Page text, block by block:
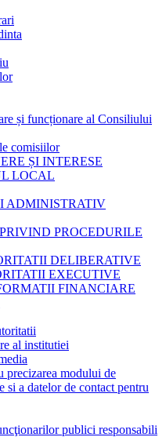
și funcționare al Consiliului
comisiilor
ȘI INTERESE
LOCAL
ADMINISTRATIV
PROCEDURILE
DELIBERATIVE
EXECUTIVE
FINANCIARE
al institutiei
precizarea modului de
si a datelor de contact pentru
publici responsabili